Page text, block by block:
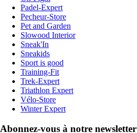
Padel-Expert
Pecheur-Store
Pet and Garden
Slowood Interior
Sneak'In
Sneakids
Sport is good
Training-Fit
Trek-Expert
Triathlon Expert
Vélo-Store
Winter Expert
Abonnez-vous à notre newsletter